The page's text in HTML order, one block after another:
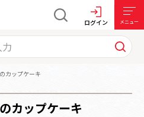
ログイン メニュー
カップケーキ
カップケーキ